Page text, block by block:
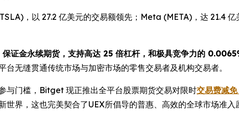
，以 27.2 亿美元的交易额领先；Meta (META)，达 21.4
证金永续期货，支持高达 25 倍杠杆，和极具竞争力的
无缝贯通传统市场与加密市场的零售交易者及机构交易者。
与门槛，Bitget 现正推出全平台股票期货交易对限时交易费减
界，这也完美契合了UEX所倡导的普惠、高效的全球市场准入